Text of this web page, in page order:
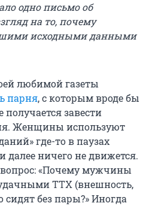
одно письмо об
на то, почему
исходными данными
любимой газеты
парня, с которым вроде бы
завести
Женщины используют
где-то в паузах
ничего не движется.
«Почему мужчины
ТТХ (внешность,
сидят без пары?» Иногда